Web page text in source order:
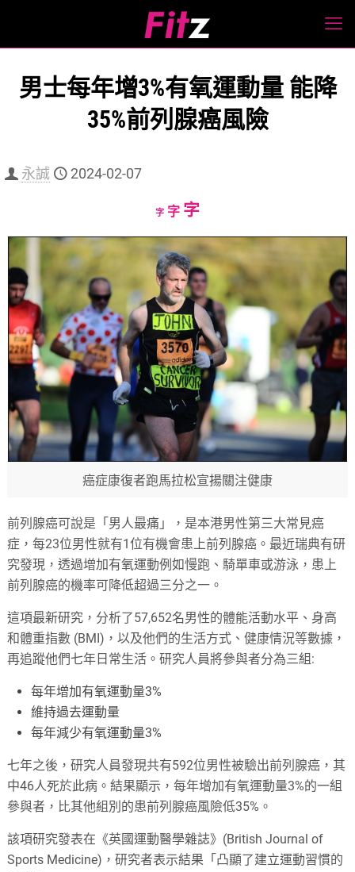
男士每年增3%有氧運動量 能降
35%前列腺癌風險
永誠 2024-02-07
字Decrease
size.
字Reset
size.
字Increase
size.
癌症康復者跑馬拉松宣揚關注健康
前列腺癌可說是「男人最痛」，是本港男性第三大常見癌
症，每23位男性就有1位有機會患上前列腺癌。最近瑞典有研
究發現，透過增加有氧運動例如慢跑、騎單車或游泳，患上
前列腺癌的機率可降低超過三分之一。
這項最新研究，分析了57,652名男性的體能活動水平、身高
和體重指數 (BMI)，以及他們的生活方式、健康情況等數據，
再追蹤他們七年日常生活。研究人員將參與者分為三組:
每年增加有氧運動量3%
維持過去運動量
每年減少有氧運動量3%
七年之後，研究人員發現共有592位男性被驗出前列腺癌，其
中46人死於此病。結果顯示，每年增加有氧運動量3%的一組
參與者，比其他組別的患前列腺癌風險低35%。
該項研究發表在《英國運動醫學雜誌》(British Journal of
Sports Medicine)，研究者表示結果「凸顯了建立運動習慣的